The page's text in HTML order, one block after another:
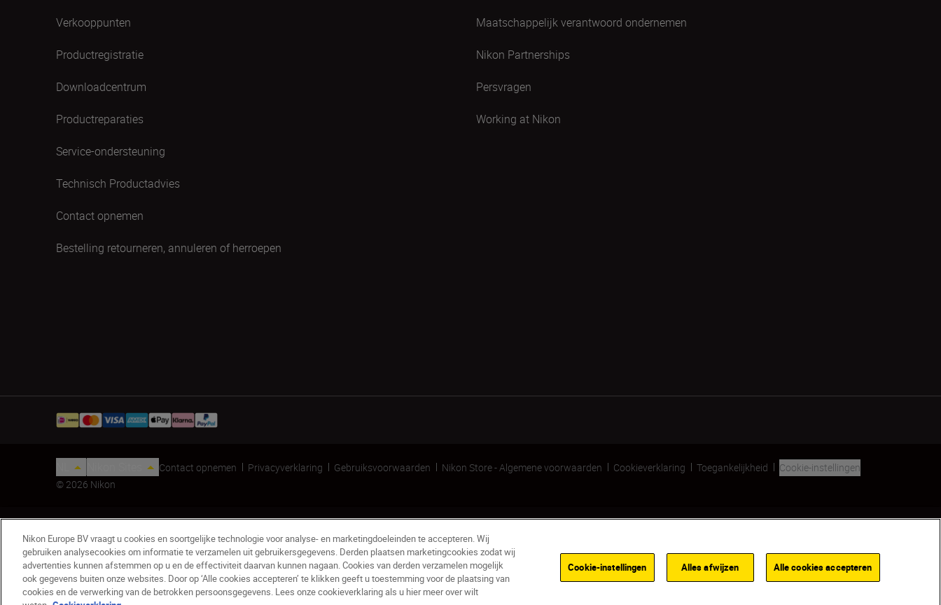
Zonnekap HB-55
Verkooppunten
Productregistratie
Downloadcentrum
Productreparaties
Service-ondersteuning
Technisch Productadvies
Contact opnemen
Bestelling retourneren, annuleren of herroepen
Maatschappelijk verantwoord ondernemen
Nikon Partnerships
Persvragen
Working at Nikon
Contact opnemen Privacyverklaring Gebruiksvoorwaarden Nikon Store - Algemene voorwaarden Cookieverklaring Toegankelijkheid
Cookie-instellingen
© 2026 Nikon
Nikon Europe BV vraagt u cookies en soortgelijke technologie voor analyse- en marketingdoeleinden te accepteren. Wij
gebruiken analysecookies om informatie te verzamelen uit gebruikersgegevens. Derden plaatsen marketingcookies zodat wij
advertenties kunnen afstemmen op u en de effectiviteit daarvan kunnen nagaan. Cookies van derden verzamelen mogelijk
ook gegevens buiten onze websites. Door op ‘Alle cookies accepteren’ te klikken geeft u toestemming voor de plaatsing van
cookies en de verwerking van de betrokken persoonsgegevens. Lees onze cookieverklaring als u hier meer over wilt
Cookie-instellingen Alles afwijzen Alle cookies accepteren